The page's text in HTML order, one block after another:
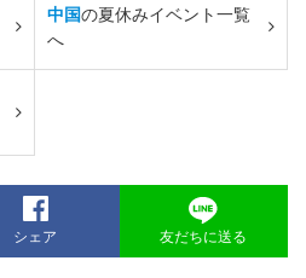
中国の夏休みイベント一覧
へ
シェア 友だちに送る